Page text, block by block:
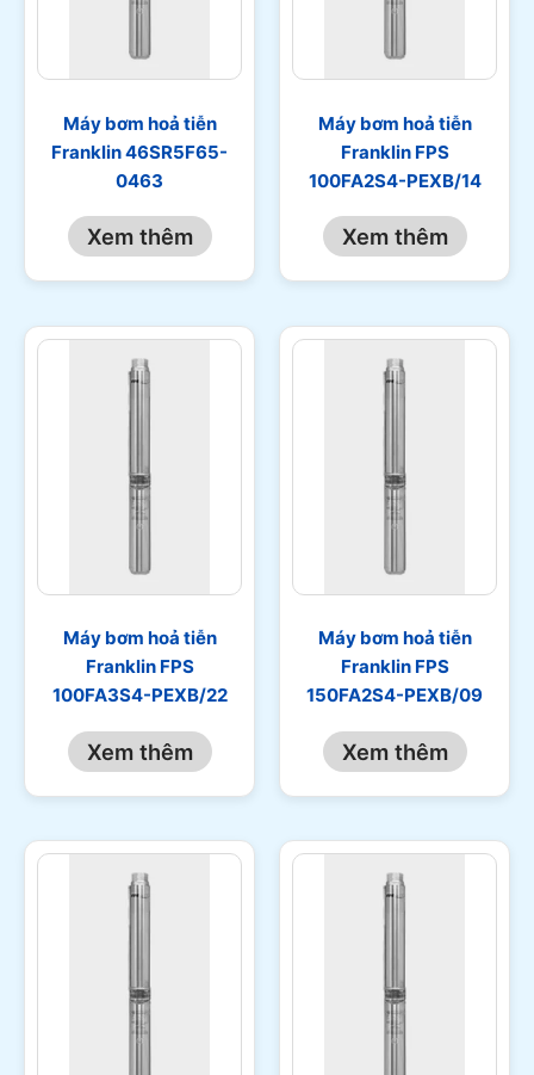
Máy bơm hoả tiễn
Franklin 46SR5F65-
0463
Xem thêm
Máy bơm hoả tiễn
Franklin FPS
100FA2S4-PEXB/14
Xem thêm
Máy bơm hoả tiễn
Franklin FPS
100FA3S4-PEXB/22
Xem thêm
Máy bơm hoả tiễn
Franklin FPS
150FA2S4-PEXB/09
Xem thêm